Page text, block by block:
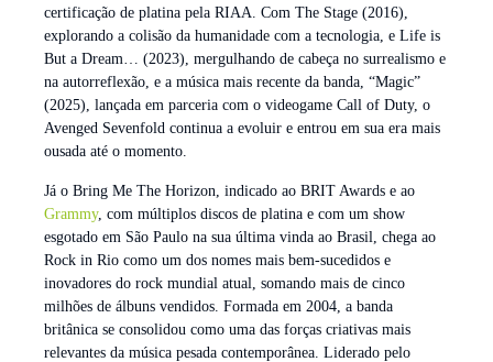
certificação de platina pela RIAA. Com The Stage (2016),
explorando a colisão da humanidade com a tecnologia, e Life is
But a Dream… (2023), mergulhando de cabeça no surrealismo e
na autorreflexão, e a música mais recente da banda, “Magic”
(2025), lançada em parceria com o videogame Call of Duty, o
Avenged Sevenfold continua a evoluir e entrou em sua era mais
ousada até o momento.
Já o Bring Me The Horizon, indicado ao BRIT Awards e ao
Grammy, com múltiplos discos de platina e com um show
esgotado em São Paulo na sua última vinda ao Brasil, chega ao
Rock in Rio como um dos nomes mais bem-sucedidos e
inovadores do rock mundial atual, somando mais de cinco
milhões de álbuns vendidos. Formada em 2004, a banda
britânica se consolidou como uma das forças criativas mais
relevantes da música pesada contemporânea. Liderado pelo